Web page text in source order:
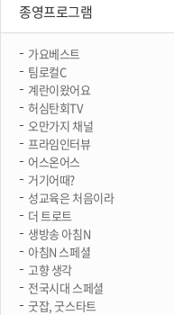
종영프로그램
가요베스트
팀로컬C
계란이왔어요
허심탄회TV
오만가지 채널
프라임인터뷰
어스온어스
거기어때?
성교육은 처음이라
더 트로트
생방송 아침N
아침N 스페셜
고향 생각
전국시대 스페셜
굿잡, 굿스타트